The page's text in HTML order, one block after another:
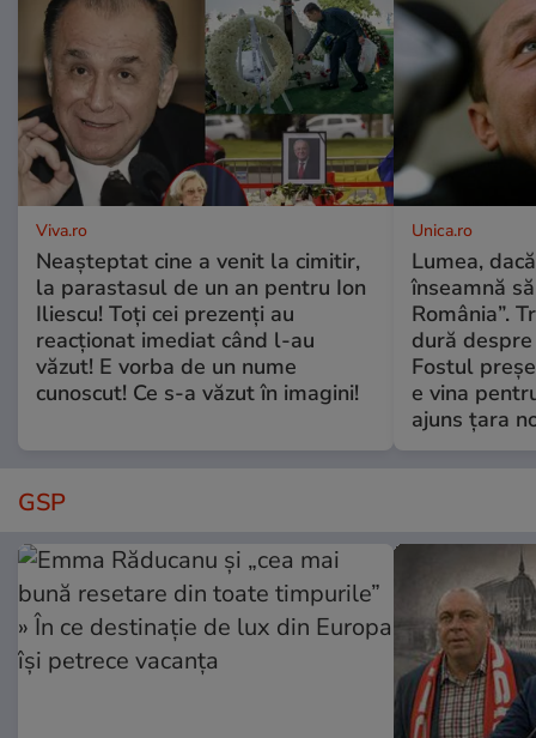
Viva.ro
Neașteptat cine a venit la cimitir,
la parastasul de un an pentru Ion
Iliescu! Toți cei prezenți au
reacționat imediat când l-au
văzut! E vorba de un nume
cunoscut! Ce s-a văzut în imagini!
Unica.ro
Lumea,
înseamnă
România”.
dură
Fostul
e vina
ajuns țara
GSP